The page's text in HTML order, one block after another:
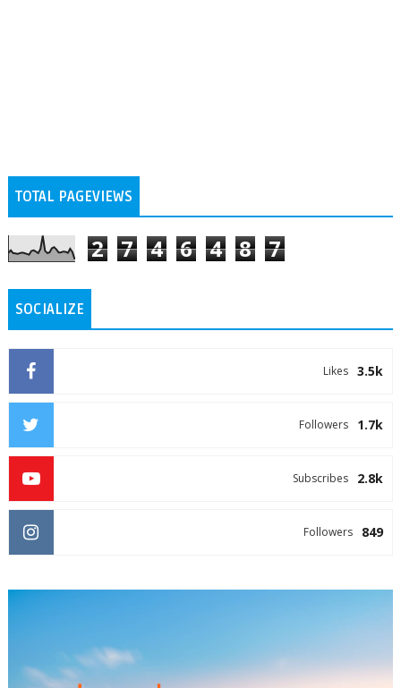
TOTAL PAGEVIEWS
2 7 4 6 4 8 7
SOCIALIZE
3.5k
Likes
1.7k
Followers
2.8k
Subscribes
849
Followers